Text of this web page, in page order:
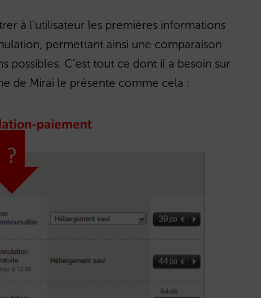
à l’utilisateur les premières informations
permettant ainsi une comparaison
possibles. C’est tout ce dont il a besoin sur
de Mirai le présente comme cela :